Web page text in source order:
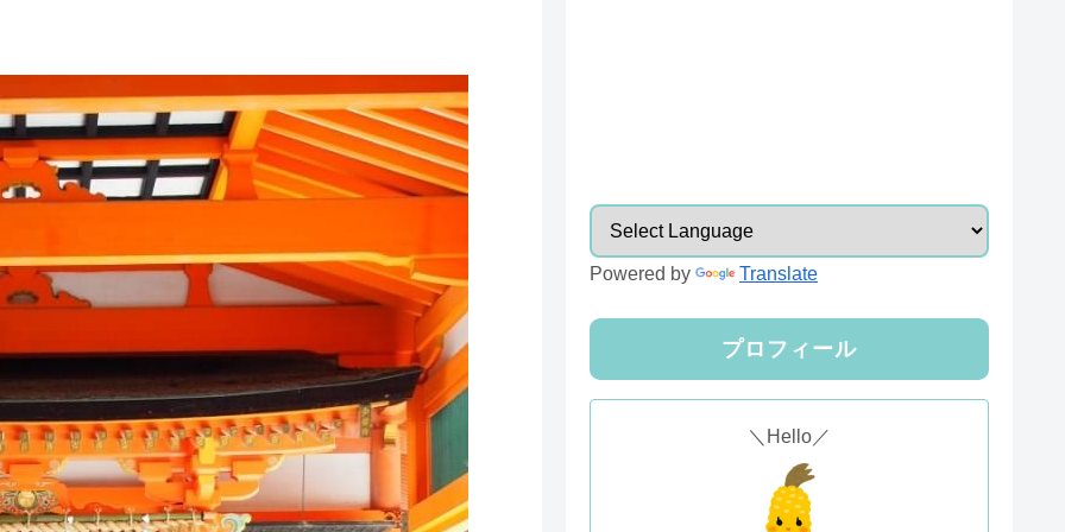
Powered by Translate
プロフィール
＼Hello／